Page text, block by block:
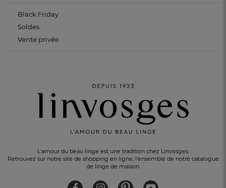
L'amour du beau linge est une tradition chez Linvosges.
Retrouvez sur notre site de shopping en ligne, l'ensemble de notre catalogue
de linge de maison.
Black Friday
Soldes
Vente privée